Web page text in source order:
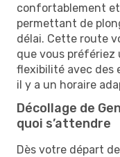
confortablement
permettant de
délai. Cette route
que vous préfériez
flexibilité avec des
il y a un horaire
Décollage de
quoi s’attendre
Dès votre départ